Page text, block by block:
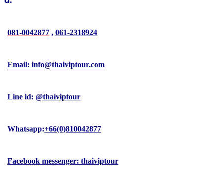
081-0042877 , 061-2318924
Email: info@thaiviptour.com
Line id: @thaiviptour
Whatsapp:+66(0)810042877
Facebook messenger: thaiviptour